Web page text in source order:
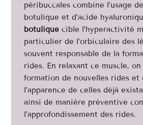
péribuccales combine l’usage
botulique et d’acide
botulique cible l’hyperactivité
particulier de l’orbiculaire des
souvent responsable de la
rides. En relaxant ce muscle,
formation de nouvelles rides et
l’apparence de celles déjà
ainsi de manière préventive
l’approfondissement des rides.